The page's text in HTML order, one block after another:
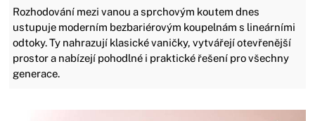
Rozhodování mezi vanou a sprchovým koutem dnes
ustupuje moderním bezbariérovým koupelnám s lineárními
odtoky. Ty nahrazují klasické vaničky, vytvářejí otevřenější
prostor a nabízejí pohodlné i praktické řešení pro všechny
generace.